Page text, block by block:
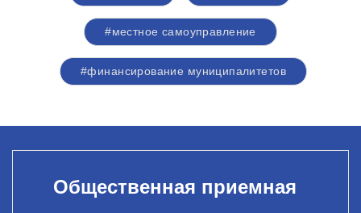
#местное самоуправление
#финансирование муниципалитетов
Общественная приемная